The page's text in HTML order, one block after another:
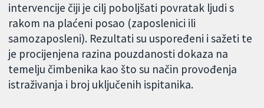
intervencije čiji je cilj poboljšati povratak ljudi s
rakom na plaćeni posao (zaposlenici ili
samozaposleni). Rezultati su uspoređeni i sažeti te
je procijenjena razina pouzdanosti dokaza na
temelju čimbenika kao što su način provođenja
istraživanja i broj uključenih ispitanika.